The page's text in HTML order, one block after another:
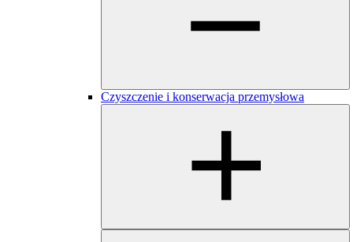
Czyszczenie i konserwacja przemysłowa